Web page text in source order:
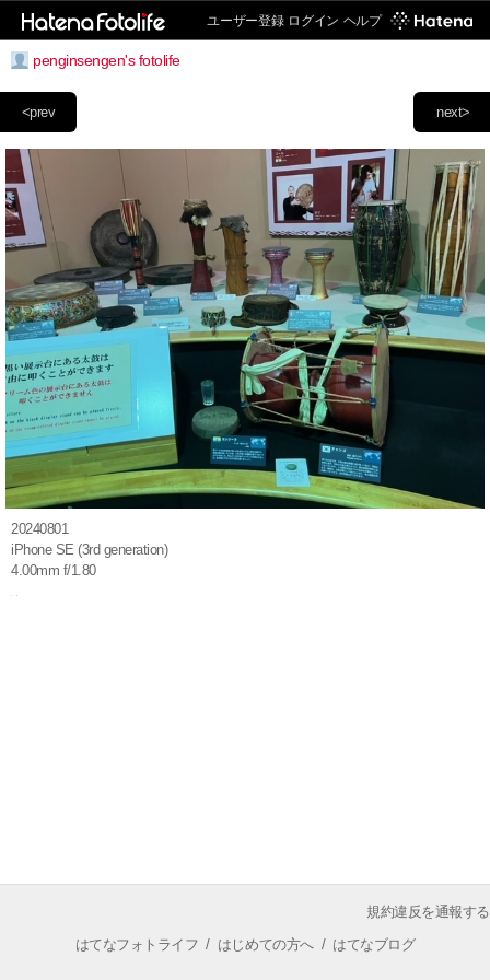
ユーザー登録 ログイン ヘルプ
penginsengen's fotolife
next>
<prev
20240801
iPhone SE (3rd generation)
4.00mm f/1.80
規約違反を通報する
はてなフォトライフ / はじめての方へ/ はてなブログ